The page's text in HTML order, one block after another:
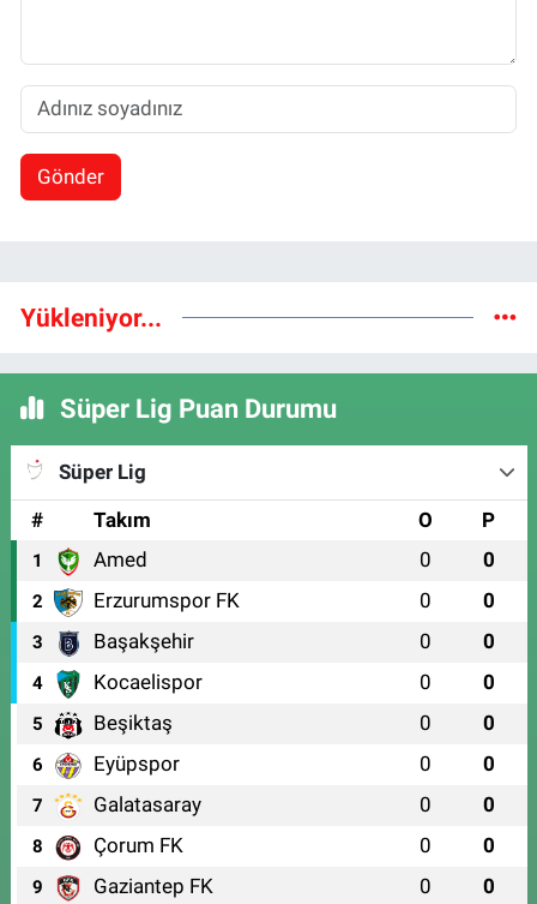
Gönder
Yükleniyor...
Süper Lig Puan Durumu
Süper Lig
#
Takım O P
1 Amed 0 0
2 Erzurumspor FK 0 0
3 Başakşehir 0 0
4 Kocaelispor 0 0
5 Beşiktaş 0 0
6 Eyüpspor 0 0
7 Galatasaray 0 0
8 Çorum FK 0 0
9 Gaziantep FK 0 0